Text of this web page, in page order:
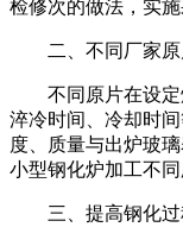
检修次的做法，实施
二、不同厂家原
不同原片在设定
淬冷时间、冷却时
度、质量与出炉玻
小型钢化炉加工不
三、提高钢化过